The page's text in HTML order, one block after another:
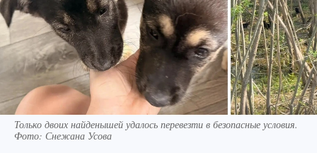
Только двоих найденышей удалось перевезти в безопасные условия.
Фото: Снежана Усова